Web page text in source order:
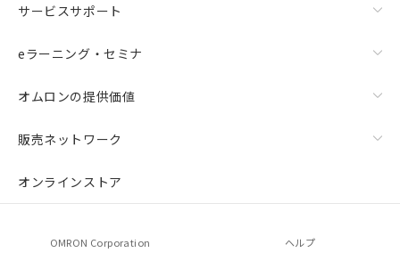
サービスサポート
eラーニング・セミナ
オムロンの提供価値
販売ネットワーク
オンラインストア
OMRON Corporation ヘルプ